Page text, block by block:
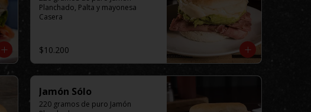
Planchado, Palta y mayonesa
Casera
$10.200
Jamón Sólo
220 gramos de puro Jamón